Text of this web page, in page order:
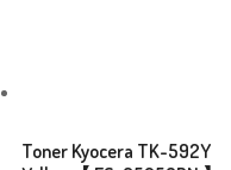
Toner Kyocera TK-592Y